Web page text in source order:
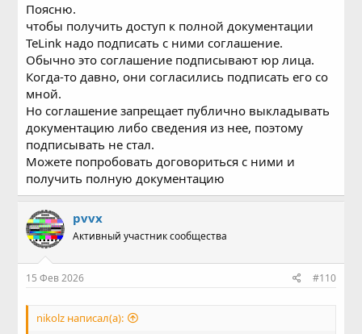
Поясню.
чтобы получить доступ к полной документации
TeLink надо подписать с ними соглашение.
Обычно это соглашение подписывают юр лица.
Когда-то давно, они согласились подписать его со
мной.
Но соглашение запрещает публично выкладывать
документацию либо сведения из нее, поэтому
подписывать не стал.
Можете попробовать договориться с ними и
получить полную документацию
pvvx
Активный участник сообщества
15 Фев 2026 #110
nikolz написал(а):